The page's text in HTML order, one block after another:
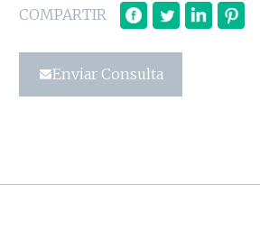
COMPARTIR
Enviar Consulta